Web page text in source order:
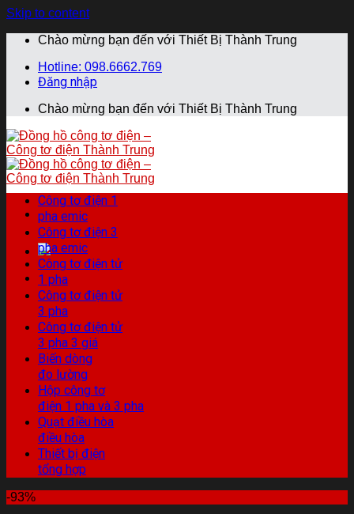
Skip to content
Chào mừng bạn đến với Thiết Bị Thành Trung
Hotline: 098.6662.769
Đăng nhập
Chào mừng bạn đến với Thiết Bị Thành Trung
Công tơ điện 1
pha emic
Công tơ điện 3
pha emic
Công tơ điện tử
1 pha
Công tơ điện tử
3 pha
Công tơ điện tử
3 pha 3 giá
Biến dòng
đo lường
Hộp công tơ
điện 1 pha và 3 pha
Quạt điều hòa
điều hòa
Thiết bị điện
tổng hợp
-93%